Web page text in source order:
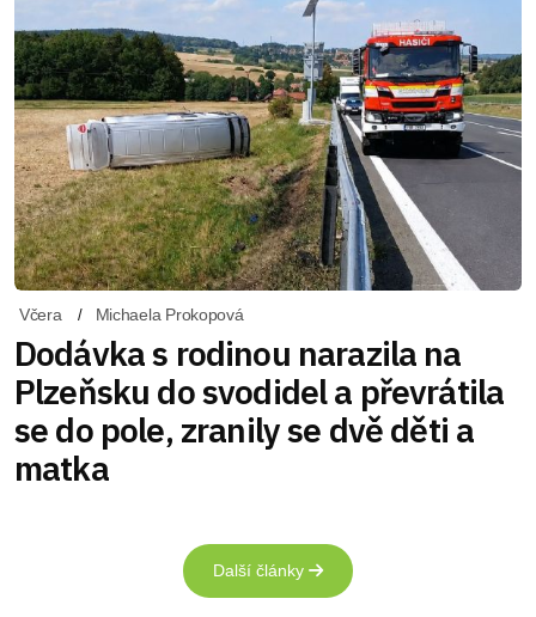
Včera Michaela Prokopová
Dodávka s rodinou narazila na
Plzeňsku do svodidel a převrátila
se do pole, zranily se dvě děti a
matka
Další články